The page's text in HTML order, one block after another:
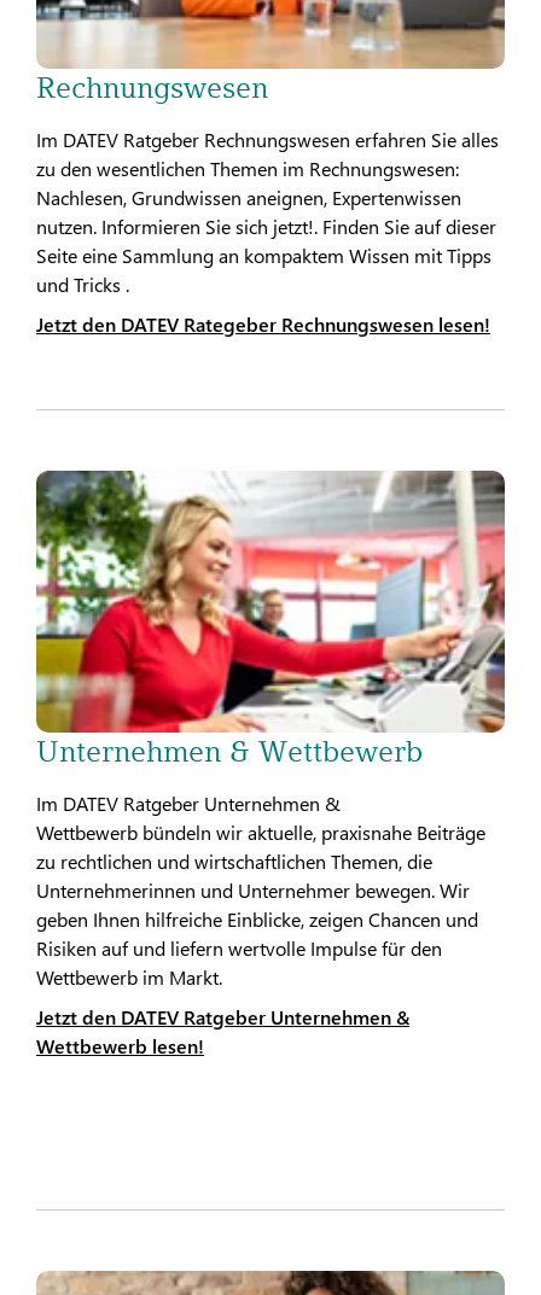
Rechnungswesen
Im DATEV Ratgeber Rechnungswesen erfahren Sie alles
zu den wesentlichen Themen im Rechnungswesen:
Nachlesen, Grundwissen aneignen, Expertenwissen
nutzen. Informieren Sie sich jetzt!. Finden Sie auf dieser
Seite eine Sammlung an kompaktem Wissen mit Tipps
und Tricks .
Jetzt den DATEV Rategeber Rechnungswesen lesen!
Unternehmen & Wettbewerb
Im DATEV Ratgeber Unternehmen &
Wettbewerb bündeln wir aktuelle, praxisnahe Beiträge
zu rechtlichen und wirtschaftlichen Themen, die
Unternehmerinnen und Unternehmer bewegen. Wir
geben Ihnen hilfreiche Einblicke, zeigen Chancen und
Risiken auf und liefern wertvolle Impulse für den
Wettbewerb im Markt.
Jetzt den DATEV Ratgeber Unternehmen &
Wettbewerb lesen!